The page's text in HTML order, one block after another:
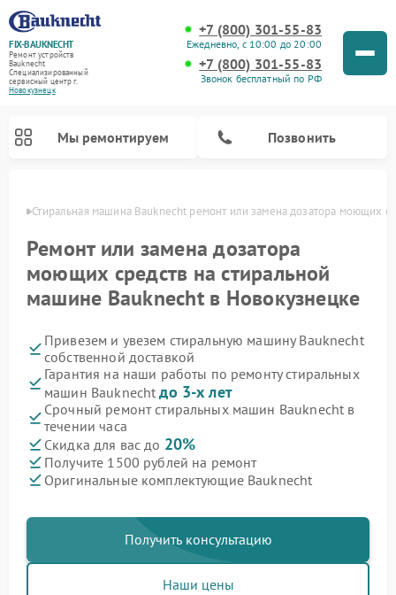
FIX-BAUKNECHT
Ремонт устройств
Bauknecht
Специализированный
cервисный центр г.
Новокузнецк
+7 (800) 301-55-83
Ежедневно, с 10:00 до 20:00
+7 (800) 301-55-83
Звонок бесплатный по РФ
Мы ремонтируем Позвонить
Стиральная машина Bauknecht ремонт или замена дозатора моющих
Ремонт или замена дозатора
моющих средств на стиральной
машине Bauknecht в Новокузнецке
Привезем и увезем стиральную машину Bauknecht
собственной доставкой
Гарантия на наши работы по ремонту стиральных
машин Bauknechtдо 3-х лет
Срочный ремонт стиральных машин Bauknecht в
течении часа
Скидка для вас до 20%
Получите 1500 рублей на ремонт
Оригинальные комплектующие Bauknecht
Получить консультацию
Наши цены